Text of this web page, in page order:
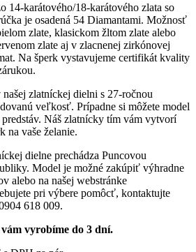
14-karátového/18-karátového zlata so
je osadená 54 Diamantami. Možnosť
zlate, klasickom žltom zlate alebo
zlate aj v zlacnenej zirkónovej
Na šperk vystavujeme certifikát kvality
zlatníckej dielni s 27-ročnou
veľkosť. Prípadne si môžete model
Náš zlatnícky tím vám vytvorí
na vaše želanie.
dielne prechádza Puncovou
Model je možné zakúpiť výhradne
alebo na našej webstránke
pri výbere pomôcť, kontaktujte
618 009.
vyrobíme do 3 dní.